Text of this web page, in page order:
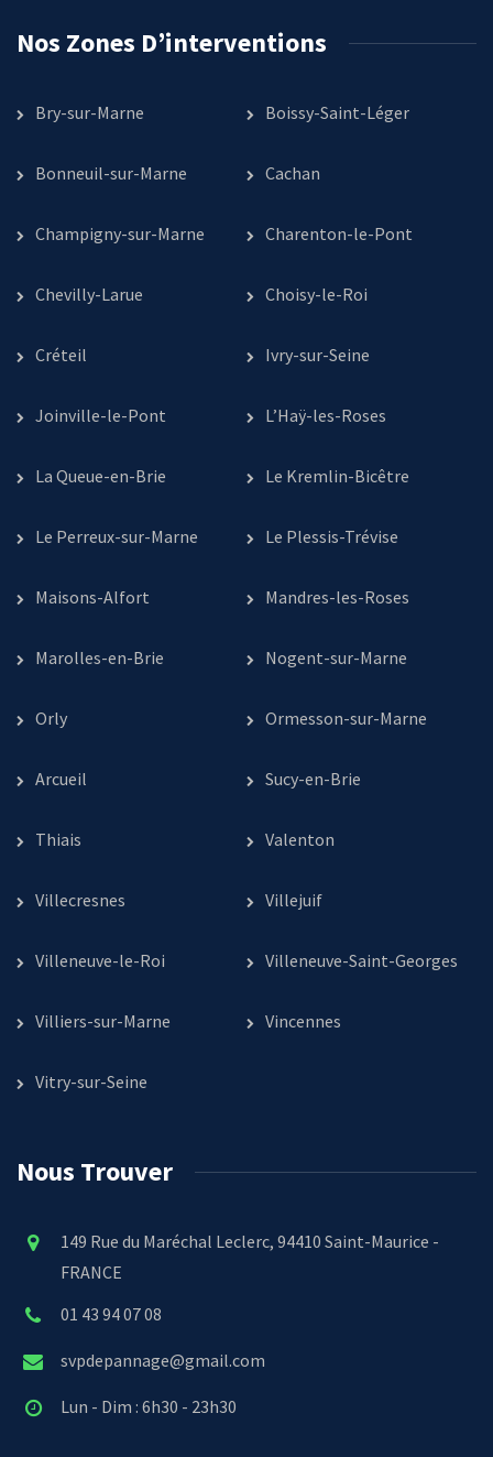
Nos Zones D’interventions
Bry-sur-Marne Boissy-Saint-Léger
Bonneuil-sur-Marne Cachan
Champigny-sur-Marne Charenton-le-Pont
Chevilly-Larue Choisy-le-Roi
Créteil Ivry-sur-Seine
Joinville-le-Pont L’Haÿ-les-Roses
La Queue-en-Brie Le Kremlin-Bicêtre
Le Perreux-sur-Marne Le Plessis-Trévise
Maisons-Alfort Mandres-les-Roses
Marolles-en-Brie Nogent-sur-Marne
Orly Ormesson-sur-Marne
Arcueil Sucy-en-Brie
Thiais Valenton
Villecresnes Villejuif
Villeneuve-le-Roi Villeneuve-Saint-Georges
Villiers-sur-Marne Vincennes
Vitry-sur-Seine
Nous Trouver
149 Rue du Maréchal Leclerc, 94410 Saint-Maurice -
FRANCE
01 43 94 07 08
svpdepannage@gmail.com
Lun - Dim : 6h30 - 23h30